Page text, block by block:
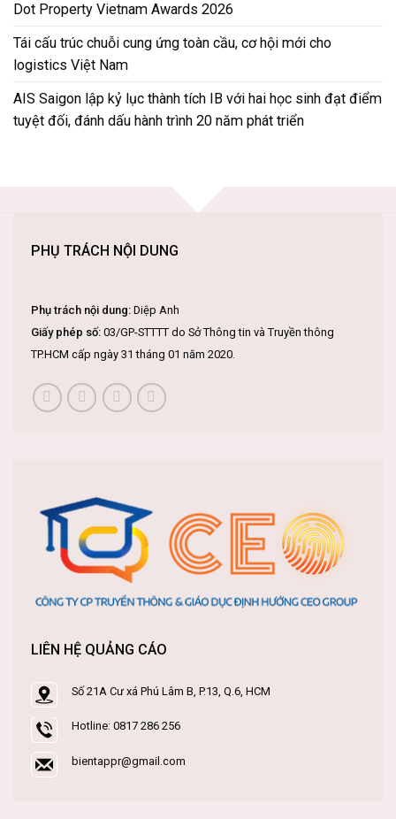
Dot Property Vietnam Awards 2026
Tái cấu trúc chuỗi cung ứng toàn cầu, cơ hội mới cho
logistics Việt Nam
AIS Saigon lập kỷ lục thành tích IB với hai học sinh đạt điểm
tuyệt đối, đánh dấu hành trình 20 năm phát triển
PHỤ TRÁCH NỘI DUNG
Phụ trách nội dung: Diệp Anh
Giấy phép số: 03/GP-STTTT do Sở Thông tin và Truyền thông
TP.HCM cấp ngày 31 tháng 01 năm 2020.
LIÊN HỆ QUẢNG CÁO
Số 21A Cư xá Phú Lâm B, P.13, Q.6, HCM
Hotline: 0817 286 256
bientappr@gmail.com